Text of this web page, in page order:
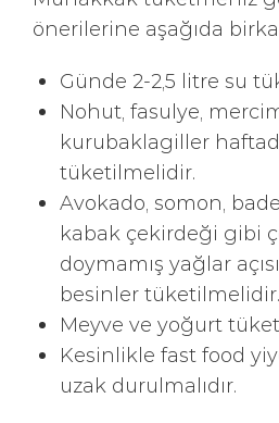
önerilerine aşağıda
Günde 2-2,5 litre su
Nohut, fasulye,
kurubaklagiller
tüketilmelidir.
Avokado, somon,
kabak çekirdeği gibi
doymamış yağlar
besinler tüketilmelidir.
Meyve ve yoğurt
Kesinlikle fast food
uzak durulmalıdır.